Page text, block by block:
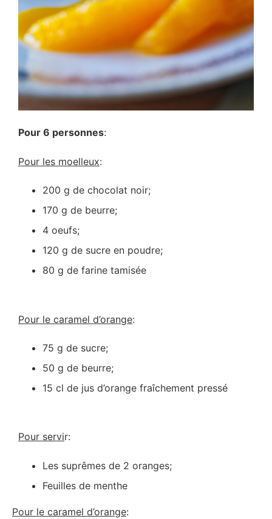
Pour 6 personnes:
Pour les moelleux:
200 g de chocolat noir;
170 g de beurre;
4 oeufs;
120 g de sucre en poudre;
80 g de farine tamisée
Pour le caramel d’orange:
75 g de sucre;
50 g de beurre;
15 cl de jus d’orange fraîchement pressé
Pour servir:
Les suprêmes de 2 oranges;
Feuilles de menthe
Pour le caramel d’orange: